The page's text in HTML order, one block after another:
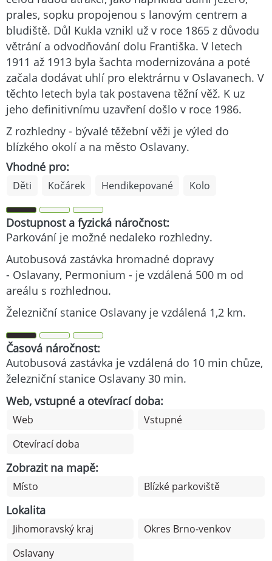
prales, sopku propojenou s lanovým centrem a
bludiště. Důl Kukla vznikl už v roce 1865 z důvodu
větrání a odvodňování dolu Františka. V letech
1911 až 1913 byla šachta modernizována a poté
začala dodávat uhlí pro elektrárnu v Oslavanech. V
těchto letech byla tak postavena těžní věž. K uz
jeho definitivnímu uzavření došlo v roce 1986.
Z rozhledny - bývalé těžební věži je výled do
blízkého okolí a na město Oslavany.
Vhodné pro:
Děti Kočárek Hendikepované Kolo
Dostupnost a fyzická náročnost:
Parkování je možné nedaleko rozhledny.
Autobusová zastávka hromadné dopravy
- Oslavany, Permonium - je vzdálená 500 m od
areálu s rozhlednou.
Železniční stanice Oslavany je vzdálená 1,2 km.
Časová náročnost:
Autobusová zastávka je vzdálená do 10 min chůze,
železniční stanice Oslavany 30 min.
Web, vstupné a otevírací doba:
Web
Vstupné
Otevírací doba
Zobrazit na mapě:
Místo Blízké parkoviště
Lokalita
Jihomoravský kraj
Okres Brno-venkov
Oslavany